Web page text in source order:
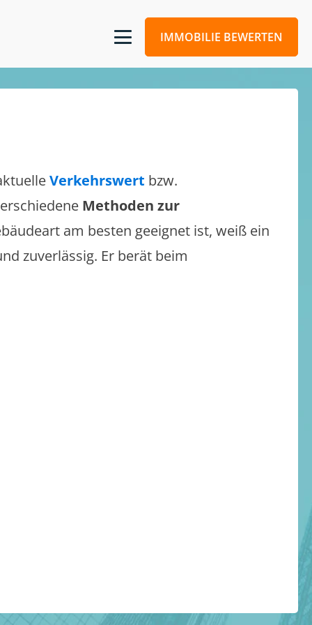
IMMOBILIE BEWERTEN
Verkehrswert bzw.
Methoden zur
am besten geeignet ist, weiß ein
zuverlässig. Er berät beim